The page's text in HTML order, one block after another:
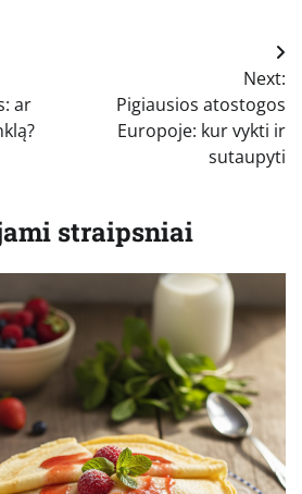
ar
Next:
Pigiausios atostogos
Europoje: kur vykti ir
sutaupyti
straipsniai